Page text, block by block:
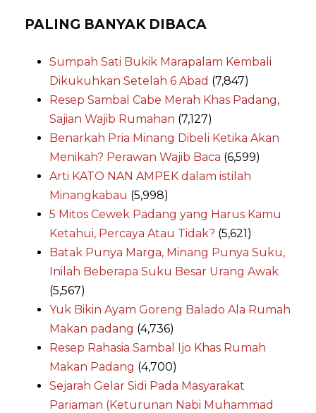
PALING BANYAK DIBACA
Sumpah Sati Bukik Marapalam Kembali
Dikukuhkan Setelah 6 Abad (7,847)
Resep Sambal Cabe Merah Khas Padang,
Sajian Wajib Rumahan (7,127)
Benarkah Pria Minang Dibeli Ketika Akan
Menikah? Perawan Wajib Baca (6,599)
Arti KATO NAN AMPEK dalam istilah
Minangkabau (5,998)
5 Mitos Cewek Padang yang Harus Kamu
Ketahui, Percaya Atau Tidak? (5,621)
Batak Punya Marga, Minang Punya Suku,
Inilah Beberapa Suku Besar Urang Awak
(5,567)
Yuk Bikin Ayam Goreng Balado Ala Rumah
Makan padang (4,736)
Resep Rahasia Sambal Ijo Khas Rumah
Makan Padang (4,700)
Sejarah Gelar Sidi Pada Masyarakat
Pariaman (Keturunan Nabi Muhammad